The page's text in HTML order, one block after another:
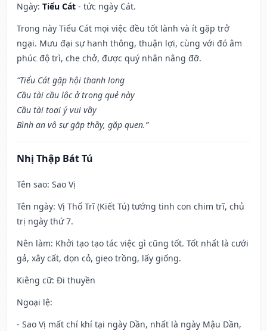
Ngày: Tiểu Cát - tức ngày Cát.
Trong này Tiểu Cát mọi việc đều tốt lành và ít gặp trở
ngại. Mưu đại sự hanh thông, thuận lợi, cùng với đó âm
phúc độ trì, che chở, được quý nhân nâng đỡ.
“Tiểu Cát gặp hội thanh long
Cầu tài cầu lộc ở trong quẻ này
Cầu tài toại ý vui vầy
Bình an vô sự gặp thầy, gặp quen.”
Nhị Thập Bát Tú
Tên sao: Sao Vị
Tên ngày: Vị Thổ Trĩ (Kiết Tú) tướng tinh con chim trĩ, chủ
trị ngày thứ 7.
Nên làm: Khởi tạo tạo tác việc gì cũng tốt. Tốt nhất là cưới
gả, xây cất, dọn cỏ, gieo trồng, lấy giống.
Kiêng cữ: Đi thuyền
Ngoại lệ:
- Sao Vị mất chí khí tại ngày Dần, nhất là ngày Mậu Dần,